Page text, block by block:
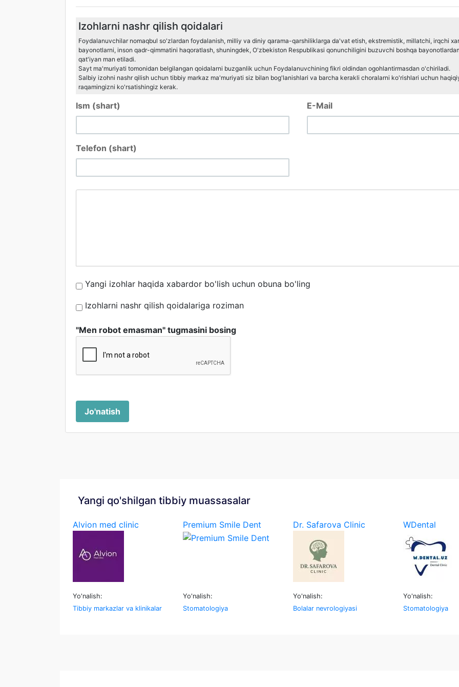
Izohlarni nashr qilish qoidalari
Foydalanuvchilar nomaqbul so'zlardan foydalanish, milliy va diniy qarama-qarshiliklarga da'vat etish, ekstremistik, millatchi, irqchi
bayonotlarni, inson qadr-qimmatini haqoratlash, shuningdek, O'zbekiston Respublikasi qonunchiligini buzuvchi boshqa
qat'iyan man etiladi.
Sayt ma'muriyati tomonidan belgilangan qoidalarni buzganlik uchun Foydalanuvchining fikri oldindan ogohlantirmasdan o'chiriladi.
Salbiy izohni nashr qilish uchun tibbiy markaz ma'muriyati siz bilan bog'lanishlari va barcha kerakli choralarni ko'rishlari uchun
raqamingizni ko'rsatishingiz kerak.
Ism (shart) E-Mail
Telefon (shart)
Yangi izohlar haqida xabardor bo'lish uchun obuna bo'ling
Izohlarni nashr qilish qoidalariga roziman
"Men robot emasman" tugmasini bosing
Jo'natish
Yangi qo'shilgan tibbiy muassasalar
Alvion med clinic
Yo'nalish:
Tibbiy markazlar va klinikalar
Premium Smile Dent
Yo'nalish:
Stomatologiya
Dr. Safarova Clinic
Yo'nalish:
Bolalar nevrologiyasi
WDental
Yo'nalish:
Stomatologiya